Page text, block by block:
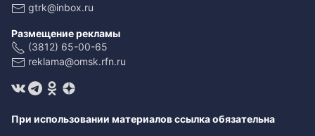
gtrk@inbox.ru
Размещение рекламы
(3812) 65-00-65
reklama@omsk.rfn.ru
При использовании материалов ссылка обязательна